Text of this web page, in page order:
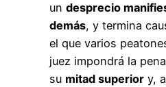
un desprecio
demás, y termina
el que varios
juez impondrá la
su mitad superior y,